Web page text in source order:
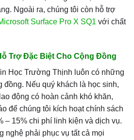
Ngoài ra, chúng tôi còn hỗ trợ
Surface Pro X SQ1 với chất
Trợ Đặc Biệt Cho Cộng Đồng
Học Trường Thịnh luôn có những
đồng. Nếu quý khách là học sinh,
động có hoàn cảnh khó khăn,
để chúng tôi kích hoạt chính sách
– 15% chi phí linh kiện và dịch vụ.
nghệ phải phục vụ tất cả mọi